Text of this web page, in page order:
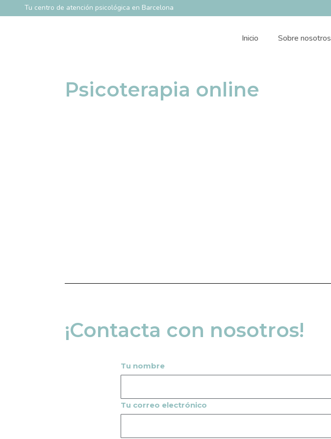
Tu centro de atención psicológica en Barcelona
Inicio Sobre nosotros
Psicoterapia online
¡Contacta con nosotros!
Tu nombre
Tu correo electrónico